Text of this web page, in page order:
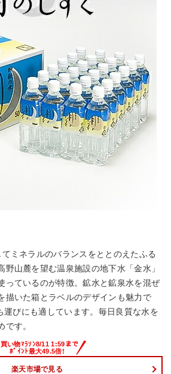
ミネラルのバランスをととのえたふる
野山麓を望む温泉施設の地下水「金水」
っているのが特徴。鉱水と鉱泉水を混ぜ
描いた箱とラベルのデザインも魅力で
びにも適しています。毎日良質な水を
です。
楽天市場で見る